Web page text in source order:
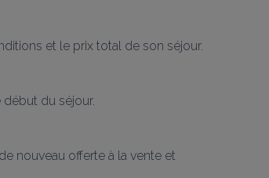
et le prix total de son séjour.
du séjour.
nouveau offerte à la vente et